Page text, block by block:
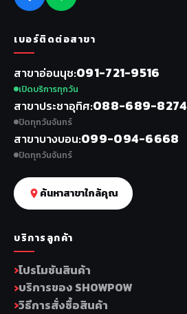
เบอร์ติดต่อสาขา
สาขาอ่อนนุช 091-721-9516
เปิดบริการทุกวัน
สาขาประชาอุทิศ 088-689-8274
ปิดทุกวันจันทร์
สาขาบางบอน 099-094-6668
ปิดทุกวันจันทร์
ค้นหาสาขาใกล้คุณ
บริการลูกค้า
โปรโมชันสินค้า
บริการของ SHOWPOW
วิธีการสั่งซื้อสินค้า